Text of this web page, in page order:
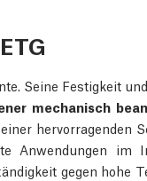
Seine Festigkeit
mechanisch
hervorragenden
Anwendungen im
gegen hohe